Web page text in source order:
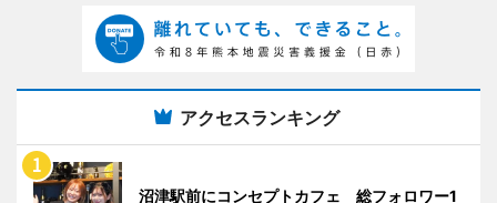
アクセスランキング
沼津駅前にコンセプトカフェ 総フォロワー1